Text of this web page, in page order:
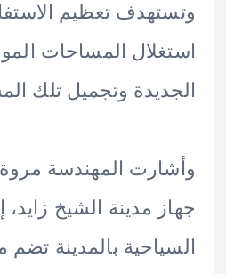
تعظيم الاستفادة
المساحات الموجودة
وتجميل تلك
المهندسة مروة
مدينة الشيخ زايد، إلى
بالمدينة تضم مولات